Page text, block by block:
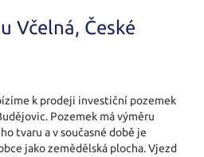
Včelná, České
k prodeji investiční pozemek
Pozemek má výměru
tvaru a v současné době je
jako zemědělská plocha. Vjezd